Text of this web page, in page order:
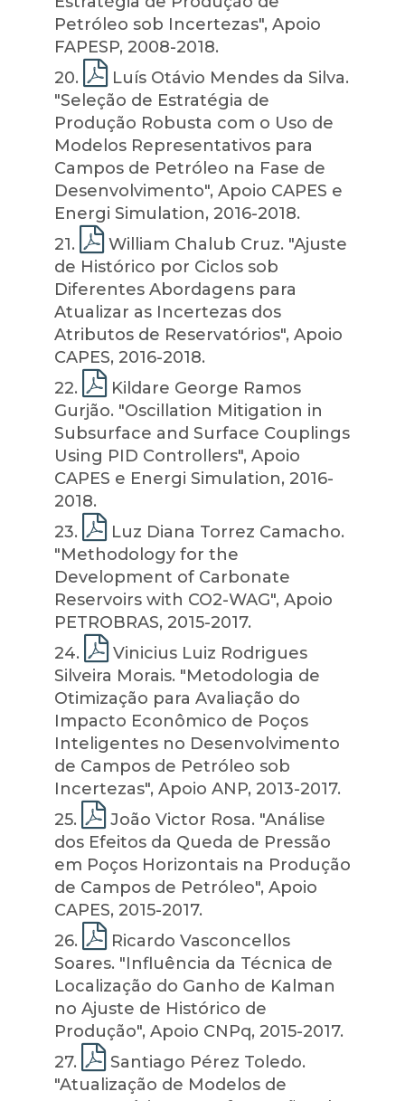
Petróleo sob Incertezas", Apoio
FAPESP, 2008-2018.
20.
Luís Otávio Mendes da Silva.
"Seleção de Estratégia de
Produção Robusta com o Uso de
Modelos Representativos para
Campos de Petróleo na Fase de
Desenvolvimento", Apoio CAPES e
Energi Simulation, 2016-2018.
21.
William Chalub Cruz. "Ajuste
de Histórico por Ciclos sob
Diferentes Abordagens para
Atualizar as Incertezas dos
Atributos de Reservatórios", Apoio
CAPES, 2016-2018.
22.
Kildare George Ramos
Gurjão. "Oscillation Mitigation in
Subsurface and Surface Couplings
Using PID Controllers", Apoio
CAPES e Energi Simulation, 2016-
2018.
23.
Luz Diana Torrez Camacho.
"Methodology for the
Development of Carbonate
Reservoirs with CO2-WAG", Apoio
PETROBRAS, 2015-2017.
24.
Vinicius Luiz Rodrigues
Silveira Morais. "Metodologia de
Otimização para Avaliação do
Impacto Econômico de Poços
Inteligentes no Desenvolvimento
de Campos de Petróleo sob
Incertezas", Apoio ANP, 2013-2017.
25.
João Victor Rosa. "Análise
dos Efeitos da Queda de Pressão
em Poços Horizontais na Produção
de Campos de Petróleo", Apoio
CAPES, 2015-2017.
26.
Ricardo Vasconcellos
Soares. "Influência da Técnica de
Localização do Ganho de Kalman
no Ajuste de Histórico de
Produção", Apoio CNPq, 2015-2017.
27.
Santiago Pérez Toledo.
"Atualização de Modelos de